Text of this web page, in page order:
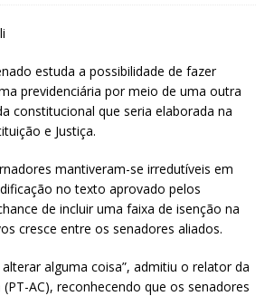
estuda a possibilidade de fazer
previdenciária por meio de uma outra
constitucional que seria elaborada na
e Justiça.
mantiveram-se irredutíveis em
no texto aprovado pelos
de incluir uma faixa de isenção na
cresce entre os senadores aliados.
alguma coisa”, admitiu o relator da
AC), reconhecendo que os senadores